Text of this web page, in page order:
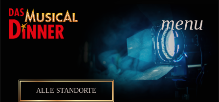
menu
ALLE STANDORTE